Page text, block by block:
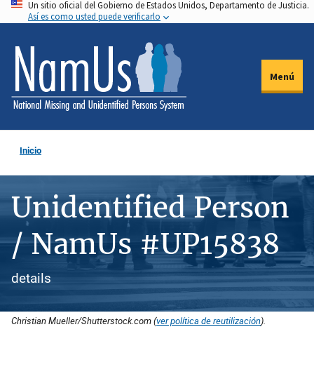
Pasar
al
contenido
principal
Un sitio oficial del Gobierno de Estados Unidos, Departamento de Justicia.
Así es como usted puede verificarlo
Menú
Inicio
Unidentified Person
/ NamUs #UP15838
details
Christian Mueller/Shutterstock.com (ver política de reutilización).